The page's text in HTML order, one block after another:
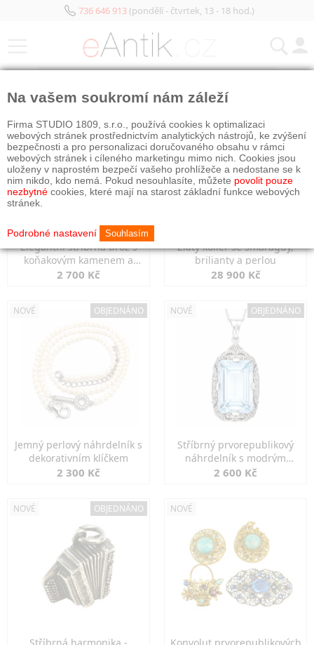
736 646 913(pondělí - čtvrtek, 13 - 18 hod.)
Elegantní stříbrná brož s
koňakovým kamenem a
markazity
2 700 Kč
Zlatý kolier se smaragdy,
brilianty a perlou
28 900 Kč
NOVÉ OBJEDNÁNO
Jemný perlový náhrdelník s
dekorativním klíčkem
2 300 Kč
NOVÉ OBJEDNÁNO
Stříbrný prvorepublikový
náhrdelník s modrým
spinelem
2 600 Kč
NOVÉ OBJEDNÁNO NOVÉ
Na vašem soukromí nám záleží
Firma STUDIO 1809, s.r.o., používá cookies k optimalizaci
webových stránek prostřednictvím analytických nástrojů, ke zvýšení
bezpečnosti a pro personalizaci doručovaného obsahu v rámci
webových stránek i cíleného marketingu mimo nich. Cookies jsou
uloženy v naprostém bezpečí vašeho prohlížeče a nedostane se k
nim nikdo, kdo nemá. Pokud nesouhlasíte, můžete povolit pouze
nezbytné cookies, které mají na starost základní funkce webových
stránek.
Podrobné nastavení Souhlasím